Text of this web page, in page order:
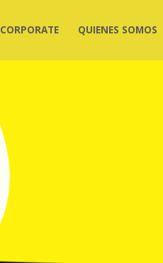
CORPORATE QUIENES SOMOS